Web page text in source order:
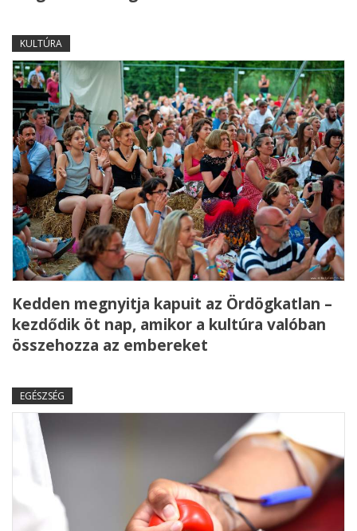
KULTÚRA
Kedden megnyitja kapuit az Ördögkatlan –
kezdődik öt nap, amikor a kultúra valóban
összehozza az embereket
EGÉSZSÉG